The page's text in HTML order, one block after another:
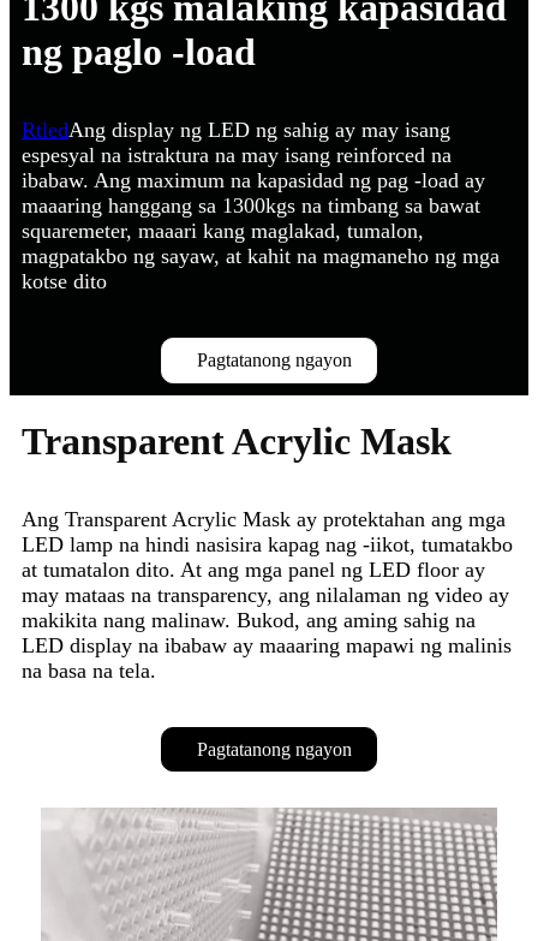
ng paglo -load
RtledAng display ng LED ng sahig ay may isang
espesyal na istraktura na may isang reinforced na
ibabaw. Ang maximum na kapasidad ng pag -load ay
maaaring hanggang sa 1300kgs na timbang sa bawat
squaremeter, maaari kang maglakad, tumalon,
magpatakbo ng sayaw, at kahit na magmaneho ng mga
kotse dito
Pagtatanong ngayon
Transparent Acrylic Mask
Ang Transparent Acrylic Mask ay protektahan ang mga
LED lamp na hindi nasisira kapag nag -iikot, tumatakbo
at tumatalon dito. At ang mga panel ng LED floor ay
may mataas na transparency, ang nilalaman ng video ay
makikita nang malinaw. Bukod, ang aming sahig na
LED display na ibabaw ay maaaring mapawi ng malinis
na basa na tela.
Pagtatanong ngayon